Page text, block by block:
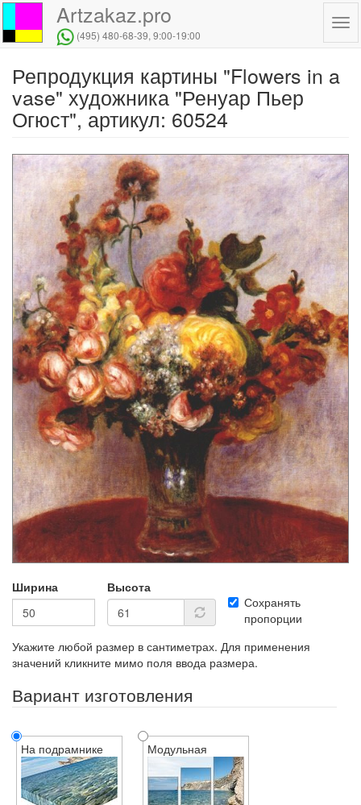
Перейти
основному
содержанию
Artzakaz.pro
(495) 480-68-39, 9:00-19:00
Репродукция картины "Flowers in a
vase" художника "Ренуар Пьер
Огюст", артикул: 60524
Ширина
Высота
Сохранять
пропорции
Укажите любой размер в сантиметрах. Для применения
значений кликните мимо поля ввода размера.
Вариант изготовления
На подрамнике Модульная